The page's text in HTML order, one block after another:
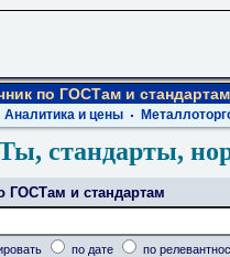
по ГОСТам и стандартам
Аналитика и цены
стандарты,
ГОСТам и стандартам
по дате по